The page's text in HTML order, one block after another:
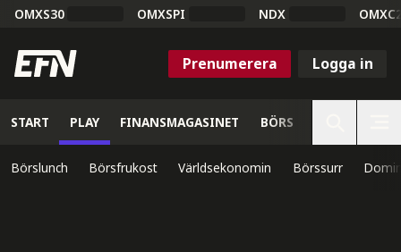
OMXS30 OMXSPI NDX
Prenumerera Logga in
START PLAY FINANSMAGASINET BÖRS
Börslunch Börsfrukost Världsekonomin Börssurr